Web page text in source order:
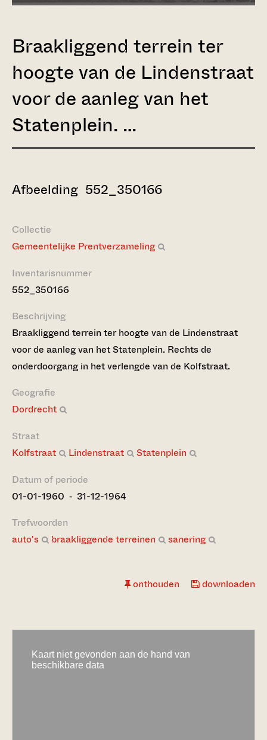
Braakliggend terrein ter
hoogte van de Lindenstraat
voor de aanleg van het
Statenplein. …
Afbeelding 552_350166
Collectie
Gemeentelijke Prentverzameling
Inventarisnummer
552_350166
Beschrijving
Braakliggend terrein ter hoogte van de Lindenstraat
voor de aanleg van het Statenplein. Rechts de
onderdoorgang in het verlengde van de Kolfstraat.
Geografie
Dordrecht
Straat
Kolfstraat
Lindenstraat
Statenplein
Datum of periode
01-01-1960 ‐ 31-12-1964
Trefwoorden
auto's
braakliggende terreinen sanering
onthouden downloaden